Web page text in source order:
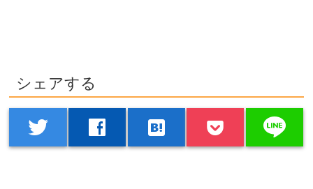
シェアする
twitter facebook hatenabookmark line